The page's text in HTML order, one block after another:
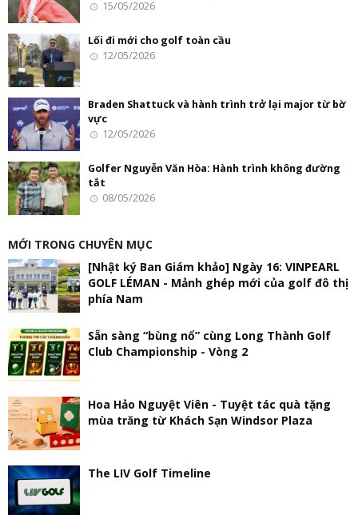
15/05/2026
Lối đi mới cho golf toàn cầu
12/05/2026
Braden Shattuck và hành trình trở lại major từ bờ
vực
12/05/2026
Golfer Nguyễn Văn Hòa: Hành trình không đường
tắt
08/05/2026
MỚI TRONG CHUYÊN MỤC
[Nhật ký Ban Giám khảo] Ngày 16: VINPEARL
GOLF LÉMAN - Mảnh ghép mới của golf đô thị
phía Nam
Sẵn sàng “bùng nổ” cùng Long Thành Golf
Club Championship - Vòng 2
Hoa Hảo Nguyệt Viên - Tuyệt tác quà tặng
mùa trăng từ Khách Sạn Windsor Plaza
The LIV Golf Timeline